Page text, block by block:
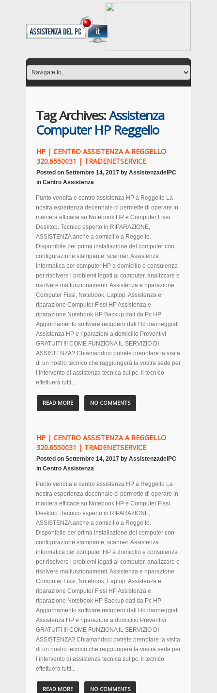
Tag Archives:Assistenza
Computer HP Reggello
HP | CENTRO ASSISTENZA A REGGELLO
320.6550031 | TRADENETSERVICE
Posted on Settembre 14, 2017 by AssistenzadelPC
in Centro Assistenza
Punto vendita e centro assistenza HP a Reggello La
nostra esperienza decennale ci permette di operare in
maniera efficace su Notebook HP e Computer Fissi
Desktop. Tecnico esperto in RIPARAZIONE,
ASSISTENZA anche a domicilio a Reggello.
Disponibile per prima installazione del computer con
configurazione stampante, scanner. Assistenza
informatica per computer HP a domicilio e consulenza
per risolvere i problemi legati al computer, analizzare e
risolvere malfunzionamenti. Assistenza e riparazione
Computer Fissi, Notebook, Laptop. Assistenza e
riparazione Computer Fissi HP Assistenza e
riparazione Notebook HP Backup dati da Pc HP
Aggiornamento software recupero dati Hd danneggiati
Assistenza HP e riparazioni a domicilio Preventivi
GRATUITI !!! COME FUNZIONA IL SERVIZIO DI
ASSISTENZA? Chiamandoci potrete prenotare la visita
di un nostro tecnico che raggiungerà la vostra sede per
l’intervento di assistenza tecnica sul pc. Il tecnico
effettuerà tutti...
READ MORE NO COMMENTS
HP | CENTRO ASSISTENZA A REGGELLO
320.6550031 | TRADENETSERVICE
Posted on Settembre 14, 2017 by AssistenzadelPC
in Centro Assistenza
Punto vendita e centro assistenza HP a Reggello La
nostra esperienza decennale ci permette di operare in
maniera efficace su Notebook HP e Computer Fissi
Desktop. Tecnico esperto in RIPARAZIONE,
ASSISTENZA anche a domicilio a Reggello.
Disponibile per prima installazione del computer con
configurazione stampante, scanner. Assistenza
informatica per computer HP a domicilio e consulenza
per risolvere i problemi legati al computer, analizzare e
risolvere malfunzionamenti. Assistenza e riparazione
Computer Fissi, Notebook, Laptop. Assistenza e
riparazione Computer Fissi HP Assistenza e
riparazione Notebook HP Backup dati da Pc HP
Aggiornamento software recupero dati Hd danneggiati
Assistenza HP e riparazioni a domicilio Preventivi
GRATUITI !!! COME FUNZIONA IL SERVIZIO DI
ASSISTENZA? Chiamandoci potrete prenotare la visita
di un nostro tecnico che raggiungerà la vostra sede per
l’intervento di assistenza tecnica sul pc. Il tecnico
effettuerà tutti...
READ MORE NO COMMENTS